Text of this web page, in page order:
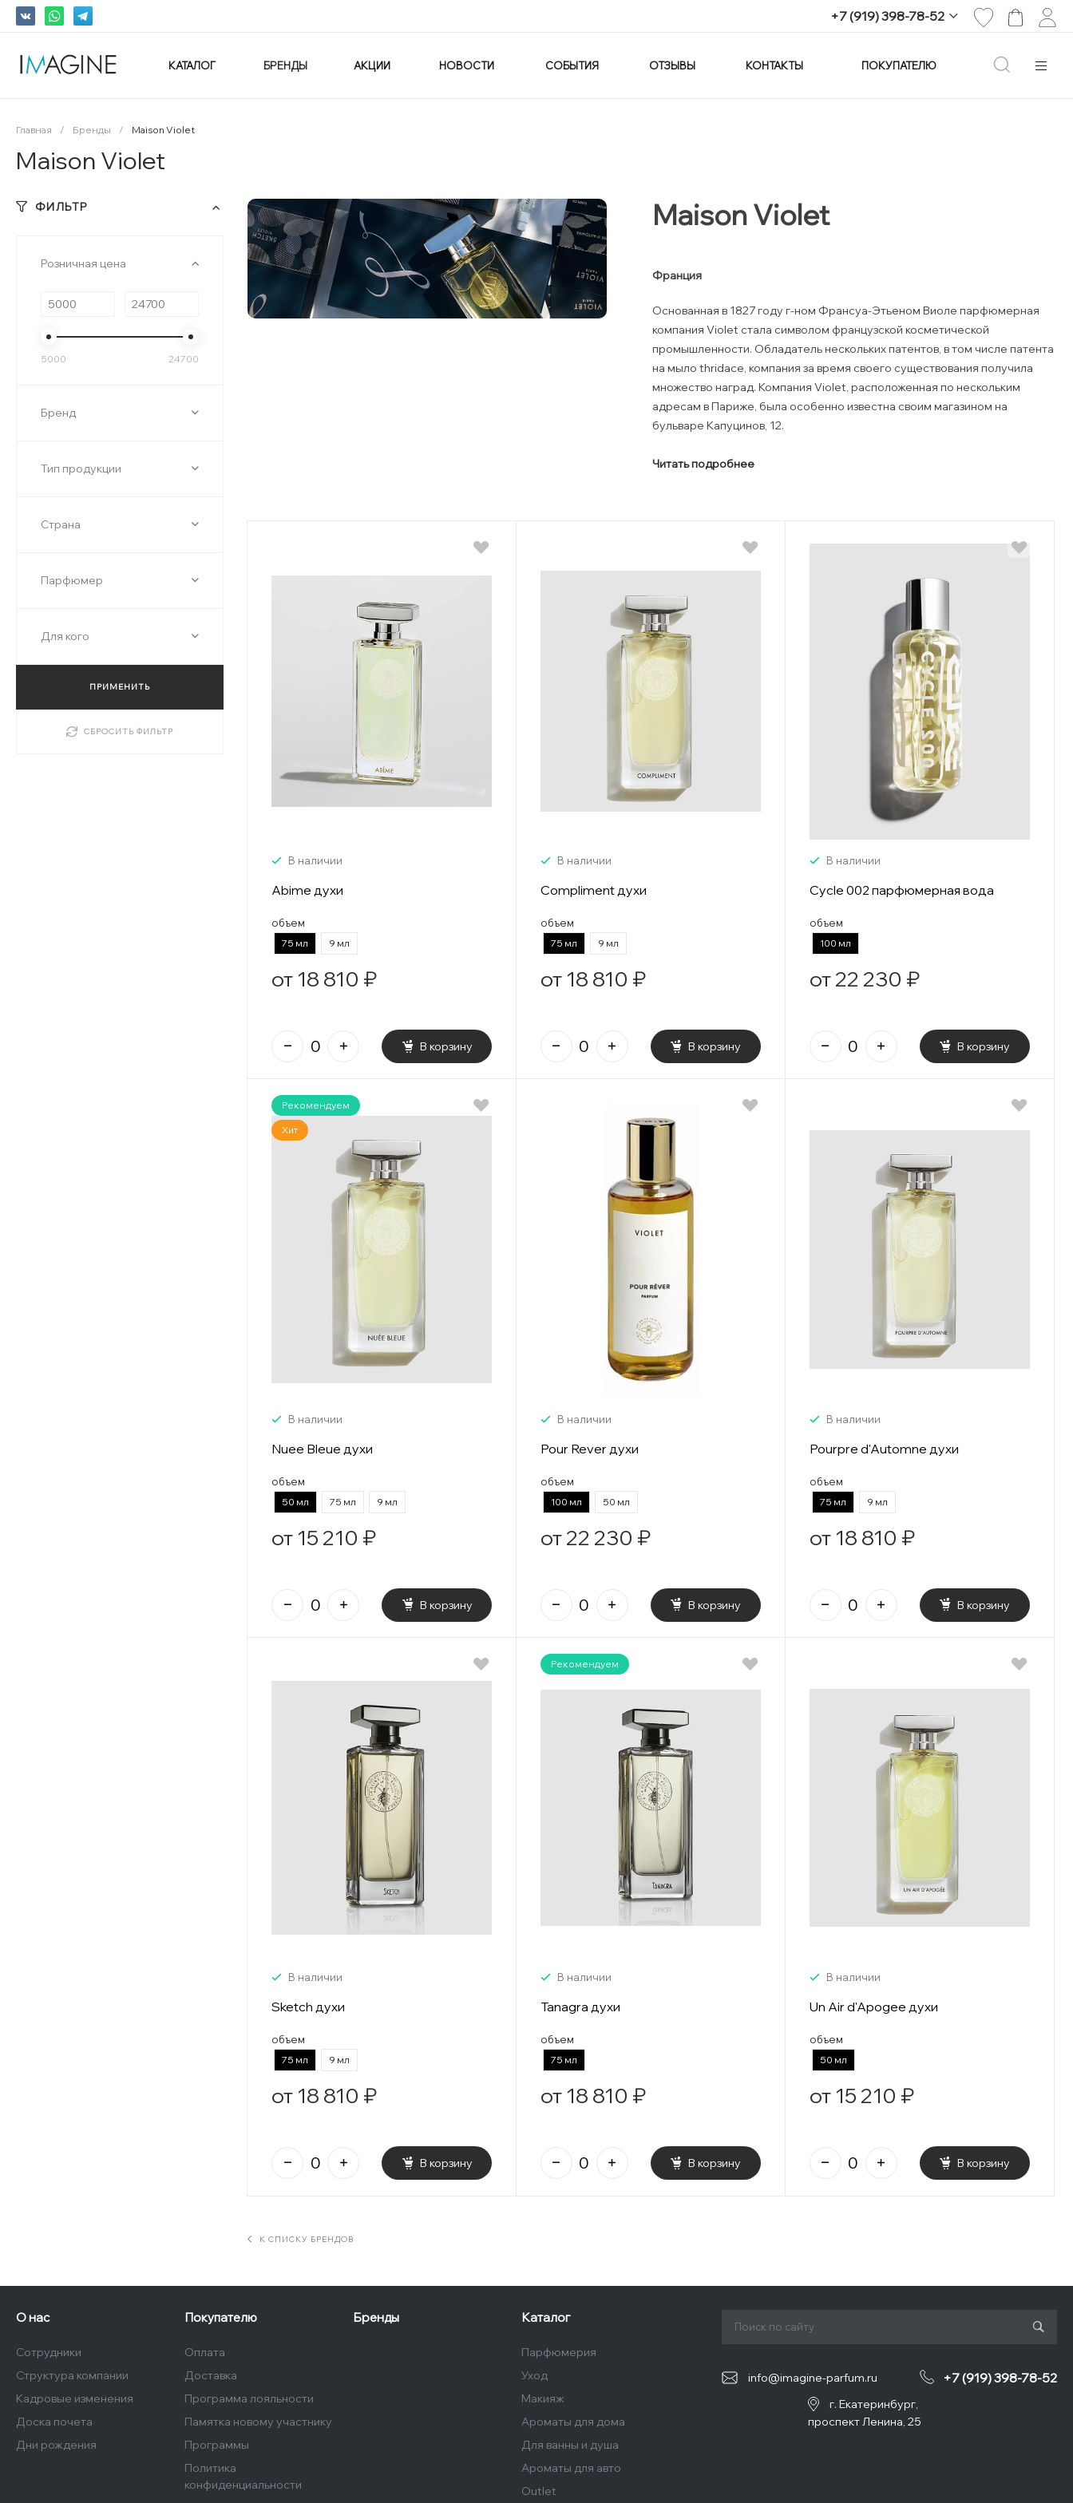
+7 (919) 398-78-52
+7 (919) 398-78-52
КАТАЛОГ БРЕНДЫ АКЦИИ НОВОСТИ СОБЫТИЯ ОТЗЫВЫ КОНТАКТЫ ПОКУПАТЕЛЮ
Главная / Бренды / Maison Violet
Maison Violet
ФИЛЬТР
Розничная цена
5000 24700
Бренд
Тип продукции
Страна
Парфюмер
Для кого
ПРИМЕНИТЬ
СБРОСИТЬ ФИЛЬТР
Maison Violet
Франция
Основанная в 1827 году г-ном Франсуа-Этьеном Виоле парфюмерная
компания Violet стала символом французской косметической
промышленности. Обладатель нескольких патентов, в том числе патента
на мыло thridace, компания за время своего существования получила
множество наград. Компания Violet, расположенная по нескольким
адресам в Париже, была особенно известна своим магазином на
бульваре Капуцинов, 12.
Читать подробнее
В наличии
Abime духи
объем
75 мл 9 мл
от 18 810 ₽
В корзину
В наличии
Compliment духи
объем
75 мл 9 мл
от 18 810 ₽
В корзину
В наличии
Cycle 002 парфюмерная вода
объем
100 мл
от 22 230 ₽
В корзину
Рекомендуем
Хит
В наличии
Nuee Bleue духи
объем
50 мл 75 мл 9 мл
от 15 210 ₽
В корзину
В наличии
Pour Rever духи
объем
100 мл 50 мл
от 22 230 ₽
В корзину
В наличии
Pourpre d'Automne духи
объем
75 мл 9 мл
от 18 810 ₽
В корзину
В наличии
Sketch духи
объем
75 мл 9 мл
от 18 810 ₽
В корзину
Рекомендуем
В наличии
Tanagra духи
объем
75 мл
от 18 810 ₽
В корзину
В наличии
Un Air d'Apogee духи
объем
50 мл
от 15 210 ₽
В корзину
К СПИСКУ БРЕНДОВ
О нас
Сотрудники
Структура компании
Кадровые изменения
Доска почета
Дни рождения
Покупателю
Оплата
Доставка
Программа лояльности
Памятка новому участнику
Программы
Политика
конфиденциальности
Бренды Каталог
Парфюмерия
Уход
Макияж
Ароматы для дома
Для ванны и душа
Ароматы для авто
Outlet
info@imagine-parfum.ru +7 (919) 398-78-52
г. Екатеринбург,
проспект Ленина, 25